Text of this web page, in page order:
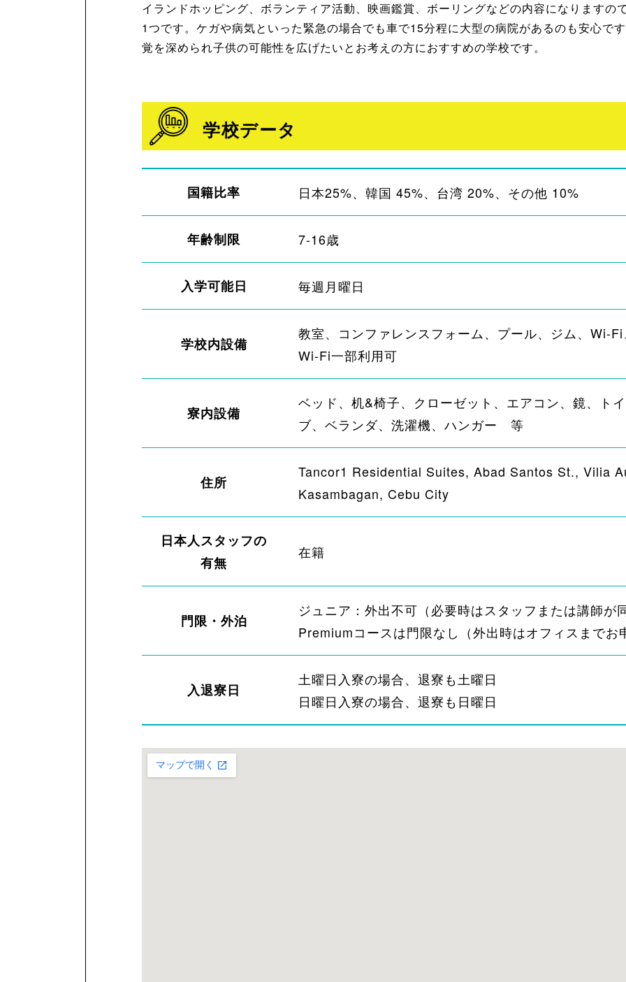
イランドホッピング、ボランティア活動、映画鑑賞、ボーリングなどの内容になりますの
1つです。ケガや病気といった緊急の場合でも車で15分程に大型の病院があるのも安心で
覚を深められ子供の可能性を広げたいとお考えの方におすすめの学校です。
学校データ
国籍比率 日本25%、韓国 45%、台湾 20%、その他 10%
年齢制限 7-16歳
入学可能日 毎週月曜日
学校内設備
教室、コンファレンスフォーム、プール、ジム、Wi-
Wi-Fi一部利用可
寮内設備
ベッド、机&椅子、クローゼット、エアコン、鏡、ト
ブ、ベランダ、洗濯機、ハンガー 等
住所
Tancor1 Residential Suites, Abad Santos St., Vilia
Kasambagan, Cebu City
日本人スタッフの
有無
在籍
門限・外泊
ジュニア：外出不可（必要時はスタッフまたは講師が
Premiumコースは門限なし（外出時はオフィスまでお
入退寮日
土曜日入寮の場合、退寮も土曜日
日曜日入寮の場合、退寮も日曜日